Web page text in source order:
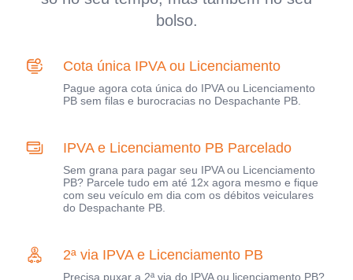
bolso.
Cota única IPVA ou Licenciamento
Pague agora cota única do IPVA ou Licenciamento
PB sem filas e burocracias no Despachante PB.
IPVA e Licenciamento PB Parcelado
Sem grana para pagar seu IPVA ou Licenciamento
PB? Parcele tudo em até 12x agora mesmo e fique
com seu veículo em dia com os débitos veiculares
do Despachante PB.
2ª via IPVA e Licenciamento PB
Precisa puxar a 2ª via do IPVA ou licenciamento PB?